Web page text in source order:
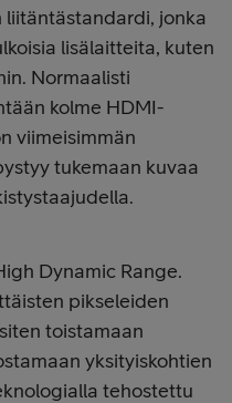
jonka
lisälaitteita, kuten
Normaalisti
kolme HDMI-
viimeisimmän
tukemaan kuvaa
Dynamic Range.
pikseleiden
toistamaan
yksityiskohtien
tehostettu